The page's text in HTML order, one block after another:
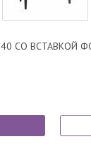
СО ВСТАВКОЙ